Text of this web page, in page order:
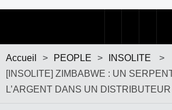
Accueil > PEOPLE > INSOLITE
>
[INSOLITE] ZIMBABWE : UN
L’ARGENT DANS UN DISTRIBUTEUR